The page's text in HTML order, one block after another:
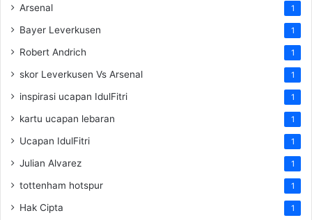
Arsenal 1
Bayer Leverkusen 1
Robert Andrich 1
skor Leverkusen Vs Arsenal 1
inspirasi ucapan IdulFitri 1
kartu ucapan lebaran 1
Ucapan IdulFitri 1
Julian Alvarez 1
tottenham hotspur 1
Hak Cipta 1